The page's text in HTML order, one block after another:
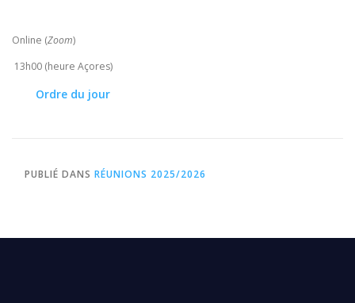
Online (Zoom)
13h00 (heure Açores)
Ordre du jour
PUBLIÉ DANS RÉUNIONS 2025/2026